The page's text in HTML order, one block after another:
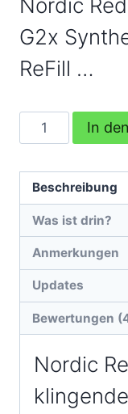
Nordic
G2x
ReFill …
Nordic
Red
In
Beschreibung
Was ist drin?
Anmerkungen
Updates
Bewertungen
Nordic